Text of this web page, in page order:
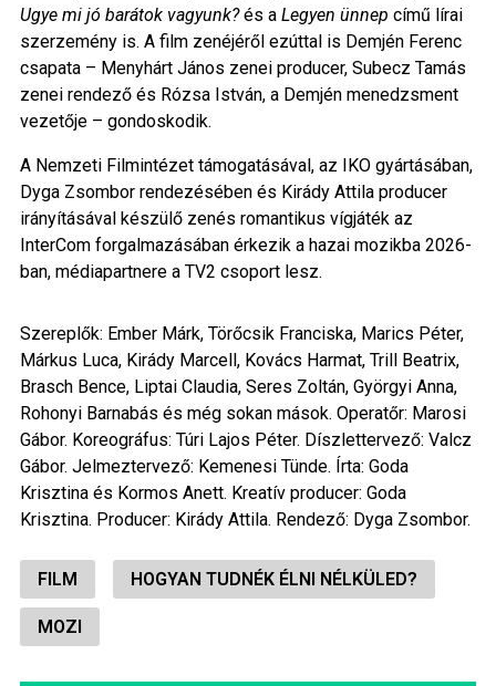
Ugye mi jó barátok vagyunk?és a Legyen ünnep című lírai
szerzemény is. A film zenéjéről ezúttal is Demjén Ferenc
csapata – Menyhárt János zenei producer, Subecz Tamás
zenei rendező és Rózsa István, a Demjén menedzsment
vezetője – gondoskodik.
A Nemzeti Filmintézet támogatásával, az IKO gyártásában,
Dyga Zsombor rendezésében és Kirády Attila producer
irányításával készülő zenés romantikus vígjáték az
InterCom forgalmazásában érkezik a hazai mozikba 2026-
ban, médiapartnere a TV2 csoport lesz.
Szereplők: Ember Márk, Törőcsik Franciska, Marics Péter,
Márkus Luca, Kirády Marcell, Kovács Harmat, Trill Beatrix,
Brasch Bence, Liptai Claudia, Seres Zoltán, Györgyi Anna,
Rohonyi Barnabás és még sokan mások. Operatőr: Marosi
Gábor. Koreográfus: Túri Lajos Péter. Díszlettervező: Valcz
Gábor. Jelmeztervező: Kemenesi Tünde. Írta: Goda
Krisztina és Kormos Anett. Kreatív producer: Goda
Krisztina. Producer: Kirády Attila. Rendező: Dyga Zsombor.
FILM HOGYAN TUDNÉK ÉLNI NÉLKÜLED?
MOZI